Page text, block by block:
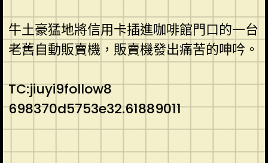
牛土豪猛地將信用卡插進咖啡館門口的一台
老舊自動販賣機，販賣機發出痛苦的呻吟。
TC:jiuyi9follow8
698370d5753e32.61889011